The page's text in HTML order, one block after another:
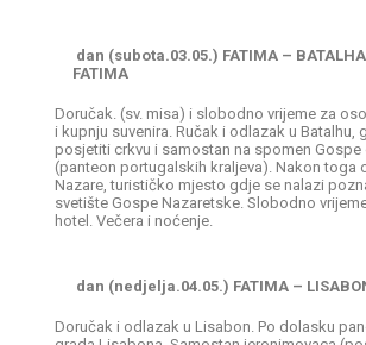
dan (subota.03.05.) FATIMA –
FATIMA
Doručak. (sv. misa) i slobodno vrijeme za
i kupnju suvenira. Ručak i odlazak u Batalhu,
posjetiti crkvu i samostan na spomen Gospe
(panteon portugalskih kraljeva). Nakon toga
Nazare, turističko mjesto gdje se nalazi
svetište Gospe Nazaretske. Slobodno
hotel. Večera i noćenje.
dan (nedjelja.04.05.) FATIMA –
Doručak i odlazak u Lisabon. Po dolasku